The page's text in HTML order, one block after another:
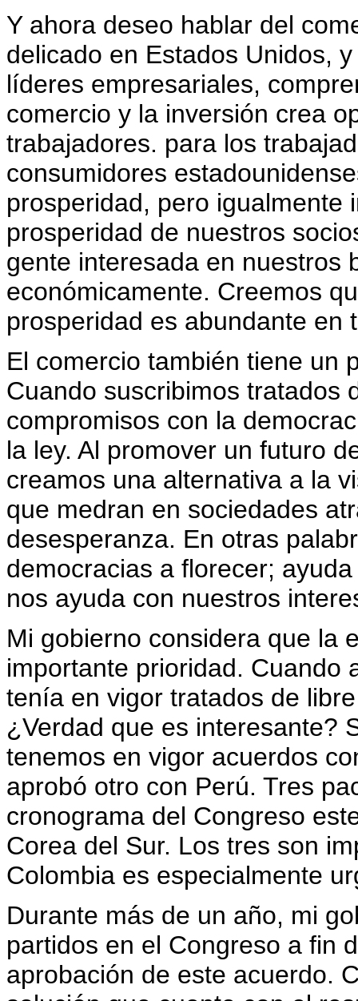
Y ahora deseo hablar del
delicado en Estados Unidos,
líderes empresariales,
comercio y la inversión crea
trabajadores. para los
consumidores
prosperidad, pero igualmente
prosperidad de nuestros
gente interesada en nuestros
económicamente. Creemos
prosperidad es abundante en
El comercio también tiene un
Cuando suscribimos tratados
compromisos con la
la ley. Al promover un futuro
creamos una alternativa a la
que medran en sociedades
desesperanza. En otras
democracias a florecer;
nos ayuda con nuestros
Mi gobierno considera que la
importante prioridad. Cuando
tenía en vigor tratados de
¿Verdad que es interesante?
tenemos en vigor acuerdos
aprobó otro con Perú. Tres
cronograma del Congreso
Corea del Sur. Los tres son
Colombia es especialmente
Durante más de un año, mi
partidos en el Congreso a fin
aprobación de este acuerdo.